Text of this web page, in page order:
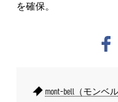
を確保。
mont-bell（モンベル